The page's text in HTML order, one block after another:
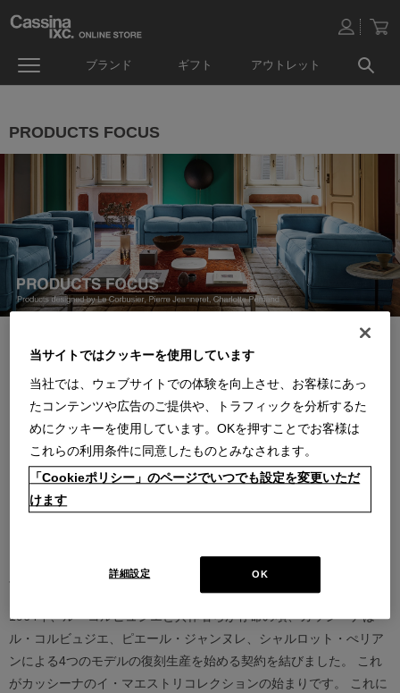
ブランド ギフト アウトレット
PRODUCTS FOCUS
Jeanneret, Charlotte Perriand
1964年、ル・コルビュジエと共作者らが存命の頃、カッシーナは
ル・コルビュジエ、ピエール・ジャンヌレ、シャルロット・ぺリア
ンによる4つのモデルの復刻生産を始める契約を結びました。 これ
がカッシーナのイ・マエストリコレクションの始まりです。 これに
当サイトではクッキーを使用しています
当社では、ウェブサイトでの体験を向上させ、お客様にあっ
たコンテンツや広告のご提供や、トラフィックを分析するた
めにクッキーを使用しています。OKを押すことでお客様は
これらの利用条件に同意したものとみなされます。
「Cookieポリシー」のページでいつでも設定を変更いただ
けます
OK
詳細設定